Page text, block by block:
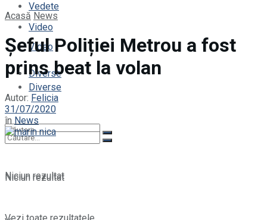
Video
Diverse
Niciun rezultat
Vedete
Video
Diverse
Niciun rezultat
Acasă News
Șeful Poliției Metrou a fost
prins beat la volan
Autor: Felicia
31/07/2020
în News